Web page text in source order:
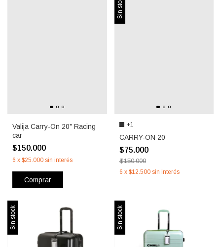
Valija Carry-On 20" Racing
car
$150.000
6 x $25.000 sin interés
Comprar
Sin stock
+1
CARRY-ON 20
$75.000
$150.000
6 x $12.500 sin interés
Sin stock Sin stock